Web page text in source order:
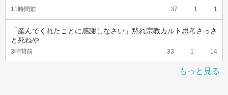
11時間前 37 1 1
「産んでくれたことに感謝しなさい」黙れ宗教カルト思考さっさ
と死ねや
3時間前 33 1 14
もっと見る